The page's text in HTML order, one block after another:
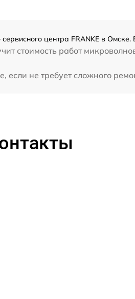
центра FRANKE в
стоимость работ
не требует сложного